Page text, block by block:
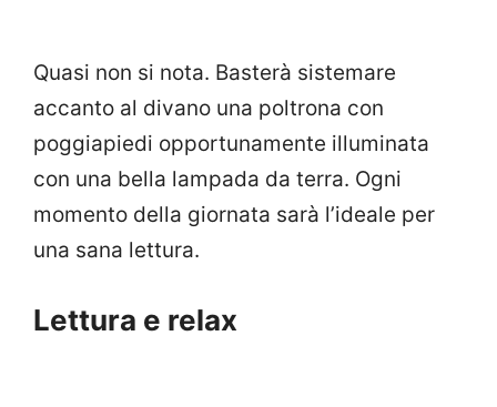
Quasi non si nota. Basterà sistemare
accanto al divano una poltrona con
poggiapiedi opportunamente illuminata
con una bella lampada da terra. Ogni
momento della giornata sarà l’ideale per
una sana lettura.
Lettura e relax